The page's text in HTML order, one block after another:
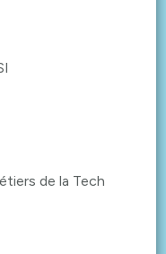
de la Tech